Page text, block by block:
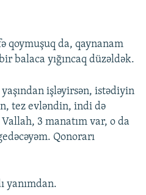
qoymuşuq da, qaynanam
balaca yığıncaq düzəldək.
işləyirsən, istədiyin
tez evləndin, indi də
3 manatım var, o da
Qonorarı
yanımdan.